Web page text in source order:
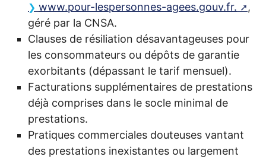
www.pour-lespersonnes-agees.gouv.fr.
,
géré par la CNSA.
Clauses de résiliation désavantageuses pour
les consommateurs ou dépôts de garantie
exorbitants (dépassant le tarif mensuel).
Facturations supplémentaires de prestations
déjà comprises dans le socle minimal de
prestations.
Pratiques commerciales douteuses vantant
des prestations inexistantes ou largement